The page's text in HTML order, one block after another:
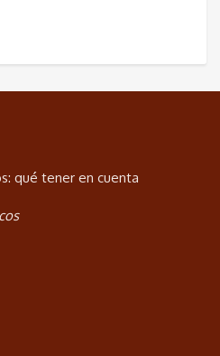
qué tener en cuenta